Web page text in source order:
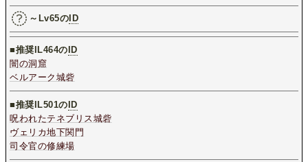
～Lv65のID
■推奨IL464の ID
闇の洞窟
ベルアーク城砦
■推奨IL501のID
呪われたテネブリス城砦
ヴェリカ地下関門
司令官の修練場